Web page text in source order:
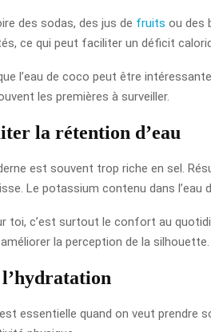
des sodas, des jus de fruits ou des
ce qui peut faciliter un déficit
l’eau de coco peut être
les premières à surveiller.
la rétention d’eau
est souvent trop riche en sel.
Le potassium contenu dans
toi, c’est surtout le confort au
la perception de la silhouette.
essentielle quand on veut